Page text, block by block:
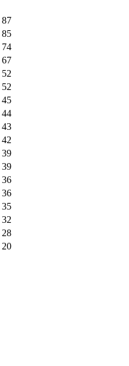
87
85
74
67
52
52
45
44
43
42
39
39
36
36
35
32
28
20